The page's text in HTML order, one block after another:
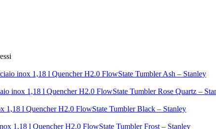
inox 1,18 l Quencher H2.0 FlowState Tumbler Ash – Stanley
inox 1,18 l Quencher H2.0 FlowState Tumbler Rose Quartz –
1,18 l Quencher H2.0 FlowState Tumbler Black – Stanley
1,18 l Quencher H2.0 FlowState Tumbler Frost – Stanley